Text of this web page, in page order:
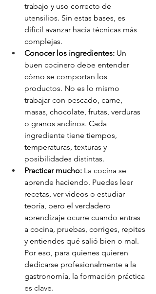
trabajo y uso correcto de
utensilios. Sin estas bases, es
difícil avanzar hacia técnicas más
complejas.
Conocer los ingredientes: Un
buen cocinero debe entender
cómo se comportan los
productos. No es lo mismo
trabajar con pescado, carne,
masas, chocolate, frutas, verduras
o granos andinos. Cada
ingrediente tiene tiempos,
temperaturas, texturas y
posibilidades distintas.
Practicar mucho: La cocina se
aprende haciendo. Puedes leer
recetas, ver videos o estudiar
teoría, pero el verdadero
aprendizaje ocurre cuando entras
a cocina, pruebas, corriges, repites
y entiendes qué salió bien o mal.
Por eso, para quienes quieren
dedicarse profesionalmente a la
gastronomía, la formación práctica
es clave.